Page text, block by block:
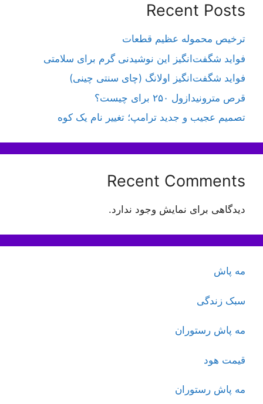
Recent Posts
ترخیص محموله عظیم قطعات
فواید شگفت‌انگیز این نوشیدنی گرم برای سلامتی
فواید شگفت‌انگیز اولانگ (چای سنتی چینی)
قرص مترونیدازول ۲۵۰ برای چیست؟
تصمیم عجیب و جدید ترامپ؛ تغییر نام یک کوه
Recent Comments
دیدگاهی برای نمایش وجود ندارد.
مه پاش
سبک زندگی
مه پاش رستوران
قیمت هود
مه پاش رستوران